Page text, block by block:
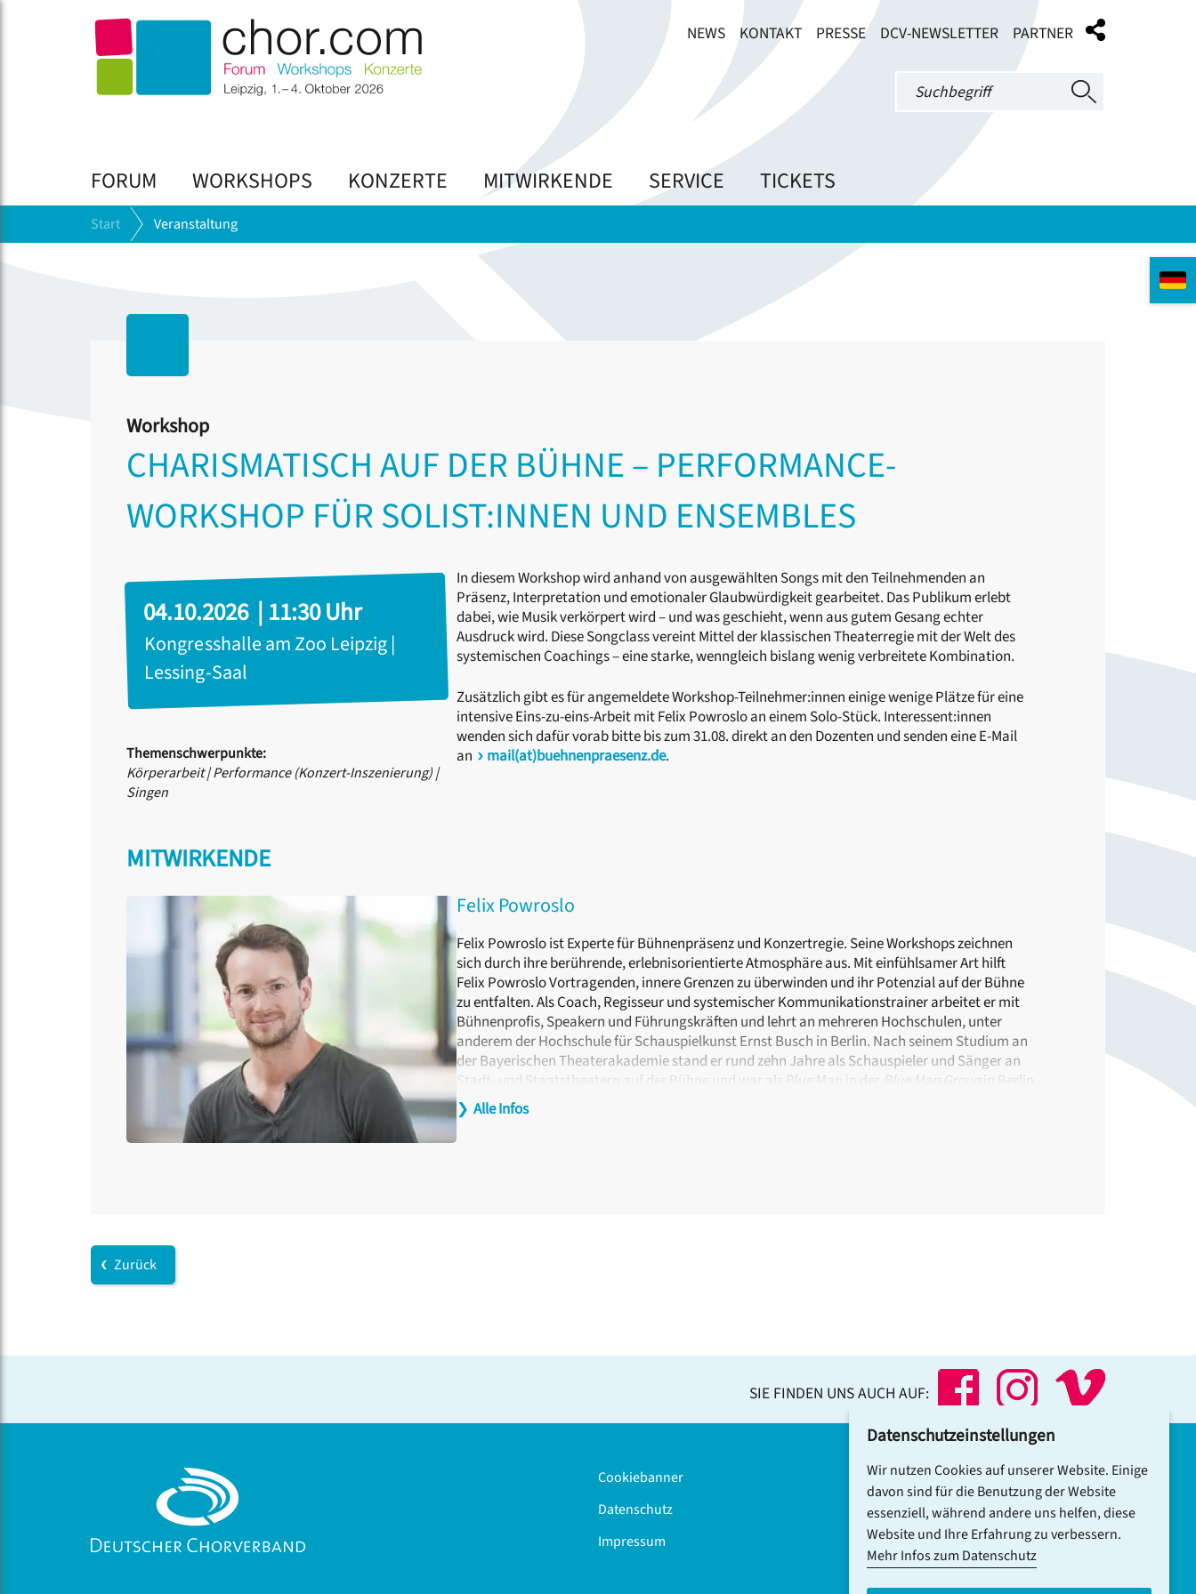
NEWS KONTAKT PRESSE DCV-NEWSLETTER PARTNER
FORUM WORKSHOPS KONZERTE MITWIRKENDE SERVICE TICKETS
Start Veranstaltung
Workshop
CHARISMATISCH AUF DER BÜHNE – PERFORMANCE-
WORKSHOP FÜR SOLIST:INNEN UND ENSEMBLES
04.10.2026 | 11:30 Uhr
Kongresshalle am Zoo Leipzig |
Lessing-Saal
Themenschwerpunkte:
Körperarbeit|Performance (Konzert-Inszenierung)|
Singen
In diesem Workshop wird anhand von ausgewählten Songs mit den Teilnehmenden an
Präsenz, Interpretation und emotionaler Glaubwürdigkeit gearbeitet. Das Publikum erlebt
dabei, wie Musik verkörpert wird – und was geschieht, wenn aus gutem Gesang echter
Ausdruck wird. Diese Songclass vereint Mittel der klassischen Theaterregie mit der Welt des
systemischen Coachings – eine starke, wenngleich bislang wenig verbreitete Kombination.
Zusätzlich gibt es für angemeldete Workshop-Teilnehmer:innen einige wenige Plätze für eine
intensive Eins-zu-eins-Arbeit mit Felix Powroslo an einem Solo-Stück. Interessent:innen
wenden sich dafür vorab bitte bis zum 31.08. direkt an den Dozenten und senden eine E-Mail
an
mail(at)buehnenpraesenz.de.
MITWIRKENDE
Felix Powroslo
Felix Powroslo ist Experte für Bühnenpräsenz und Konzertregie. Seine Workshops zeichnen
sich durch ihre berührende, erlebnisorientierte Atmosphäre aus. Mit einfühlsamer Art hilft
Felix Powroslo Vortragenden, innere Grenzen zu überwinden und ihr Potenzial auf der Bühne
zu entfalten. Als Coach, Regisseur und systemischer Kommunikationstrainer arbeitet er mit
Bühnenprofis, Speakern und Führungskräften und lehrt an mehreren Hochschulen, unter
anderem der Hochschule für Schauspielkunst Ernst Busch in Berlin. Nach seinem Studium an
der Bayerischen Theaterakademie stand er rund zehn Jahre als Schauspieler und Sänger an
Stadt- und Staatstheatern auf der Bühne und war als Blue Man in der
Blue Man Group
in Berlin
engagiert. Parallel begann er zu unterrichten und Regie zu führen, unter anderem für Bodo
Wartke,Maybebop
❯ Alle Infos
Zurück
SIE FINDEN UNS AUCH AUF:
Cookiebanner
Datenschutz
Impressum
DCV-NEWSLETTER ABONNIEREN
Datenschutzeinstellungen
Wir nutzen Cookies auf unserer Website. Einige
davon sind für die Benutzung der Website
essenziell, während andere uns helfen, diese
Website und Ihre Erfahrung zu verbessern.
Mehr Infos zum Datenschutz